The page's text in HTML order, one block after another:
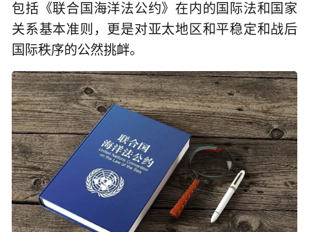
包括《联合国海洋法公约》在内的国际法和国家
关系基本准则，更是对亚太地区和平稳定和战后
国际秩序的公然挑衅。